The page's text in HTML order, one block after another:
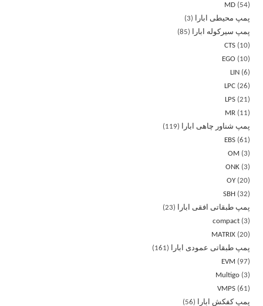
MD
54
پمپ محیطی ابارا
3
پمپ سیرکوله ابارا
85
CTS
10
EGO
10
LIN
6
LPC 26
LPS 21
MR
11
پمپ شناور چاهی ابارا
119
EBS 61
OM
3
ONK 3
OY 20
SBH
32
پمپ طبقاتی افقی ابارا
23
compact 3
MATRIX 20
پمپ طبقاتی عمودی ابارا
161
EVM
97
Multigo 3
VMPS 61
پمپ کفکش ابارا
56